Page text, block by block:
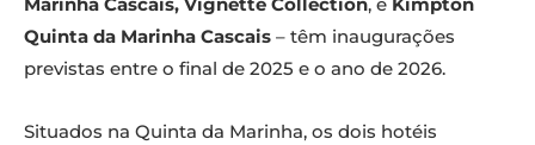
Quinta da Marinha Cascais – têm inaugurações
previstas entre o final de 2025 e o ano de 2026.
Situados na Quinta da Marinha, os dois hotéis